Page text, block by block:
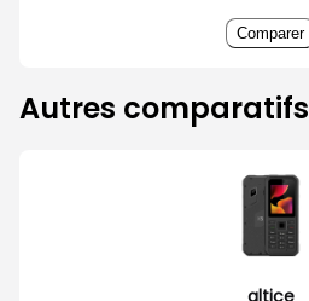
Comparer
Autres comparatifs
altice